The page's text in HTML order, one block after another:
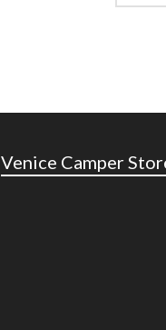
Venice Camper